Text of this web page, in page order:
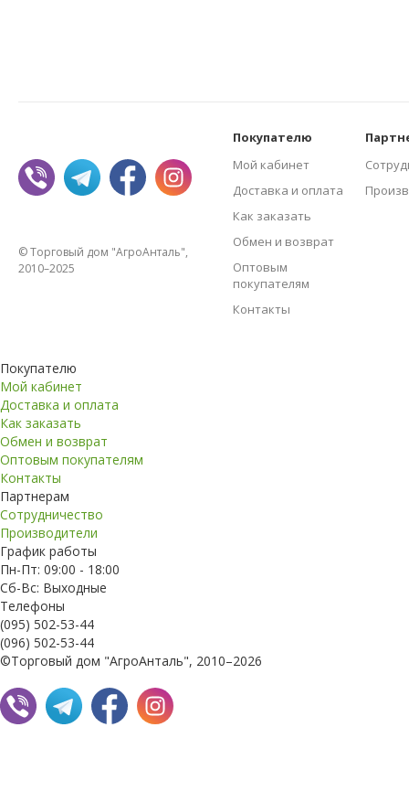
© Торговый дом "АгроАнталь",
2010–2025
Покупателю
Мой кабинет
Доставка и оплата
Как заказать
Обмен и возврат
Оптовым
покупателям
Контакты
Покупателю
Мой кабинет
Доставка и оплата
Как заказать
Обмен и возврат
Оптовым покупателям
Контакты
Партнерам
Сотрудничество
Производители
График работы
Пн-Пт: 09:00 - 18:00
Сб-Вс: Выходные
Телефоны
(095) 502-53-44
(096) 502-53-44
©Торговый дом "АгроАнталь", 2010–2026